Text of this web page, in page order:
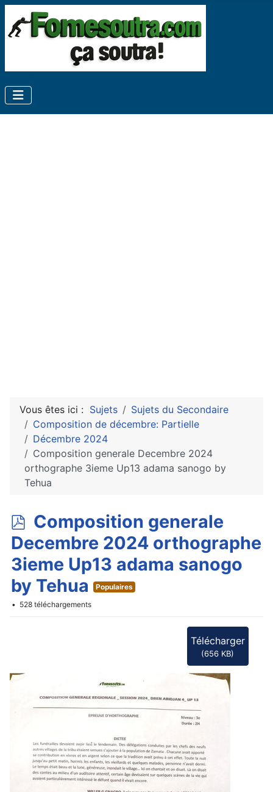
Vous êtes ici : Sujets
Sujets du Secondaire
Composition de décembre: Partielle
Décembre 2024
Composition generale Decembre 2024
orthographe 3ieme Up13 adama sanogo by
Tehua
p
d
f
Composition generale
Decembre 2024 orthographe
3ieme Up13 adama sanogo
by Tehua
Populaires
528 téléchargements
Télécharger
(656 KB)